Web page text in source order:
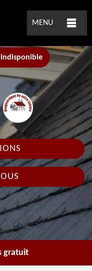
MENU
indisponible
gratuit